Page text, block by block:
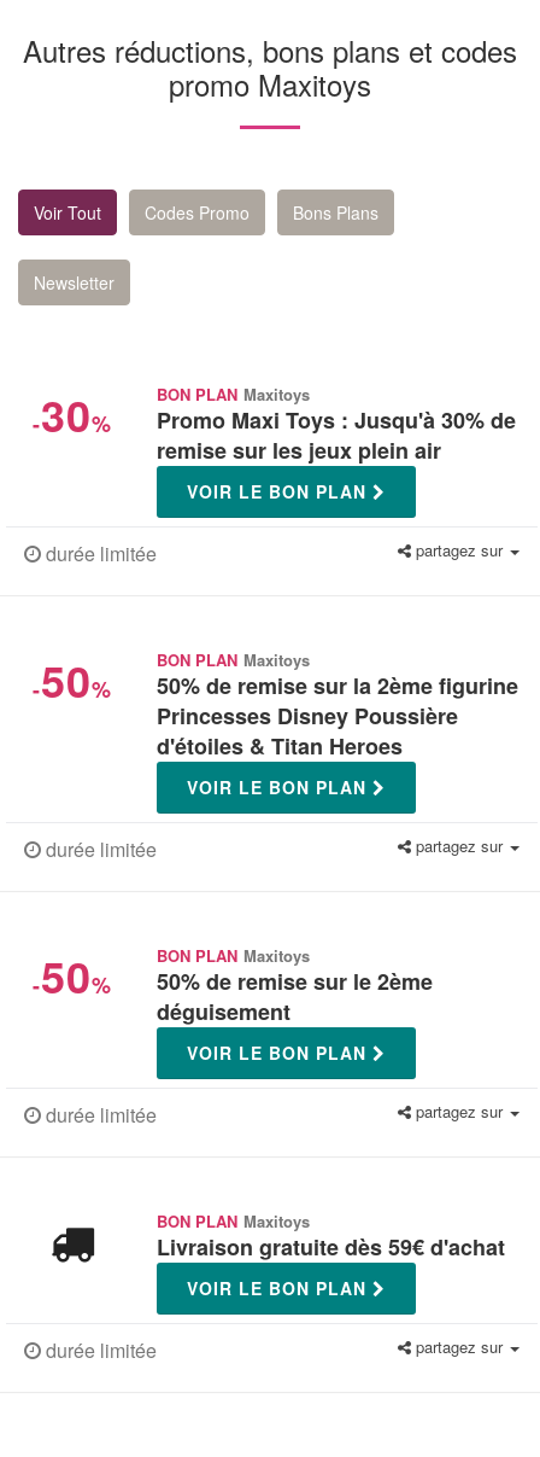
Autres réductions, bons plans et codes
promo Maxitoys
Voir Tout Codes Promo Bons Plans
Newsletter
-30%
BON PLAN Maxitoys
Promo Maxi Toys : Jusqu'à 30% de
remise sur les jeux plein air
VOIR LE BON PLAN
durée limitée partagez sur
-50%
BON PLAN Maxitoys
50% de remise sur la 2ème figurine
Princesses Disney Poussière
d'étoiles & Titan Heroes
VOIR LE BON PLAN
durée limitée partagez sur
-50%
BON PLAN Maxitoys
50% de remise sur le 2ème
déguisement
VOIR LE BON PLAN
durée limitée partagez sur
BON PLAN Maxitoys
Livraison gratuite dès 59€ d'achat
VOIR LE BON PLAN
durée limitée partagez sur